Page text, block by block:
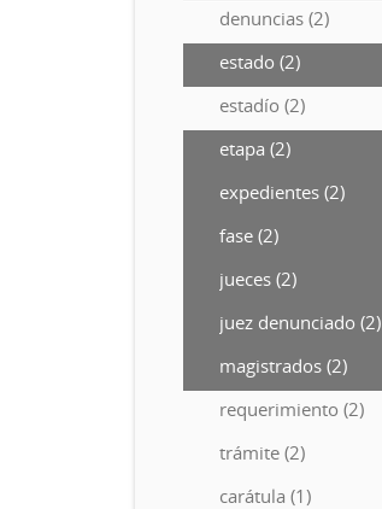
denuncias (2)
estado (2)
estadío (2)
etapa (2)
expedientes (2)
fase (2)
jueces (2)
juez denunciado (2)
magistrados (2)
requerimiento (2)
trámite (2)
carátula (1)